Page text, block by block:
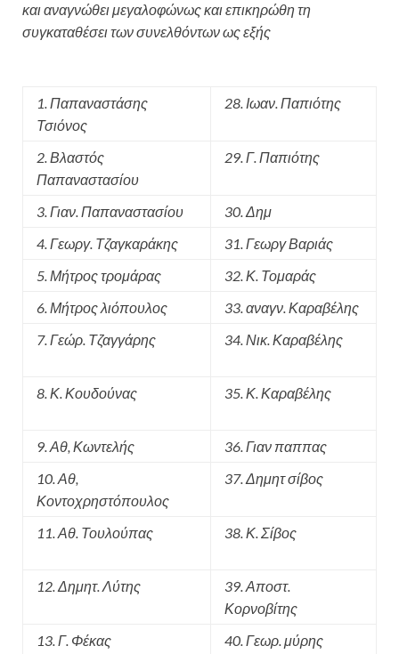
και αναγνώθει μεγαλοφώνως και επικηρώθη τη
συγκαταθέσει των συνελθόντων ως εξής
1. Παπαναστάσης
Τσιόνος
28. Ιωαν. Παπιότης
2. Βλαστός
Παπαναστασίου
29. Γ. Παπιότης
3. Γιαν. Παπαναστασίου
30. Δημ
4. Γεωργ. Τζαγκαράκης
31. Γεωργ Βαριάς
5. Μήτρος τρομάρας
32. Κ. Τομαράς
6. Μήτρος λιόπουλος
33. αναγν. Καραβέλης
7. Γεώρ. Τζαγγάρης
34. Νικ. Καραβέλης
8. Κ. Κουδούνας 35. Κ. Καραβέλης
9. Αθ, Κωντελής
36. Γιαν παππας
10. Αθ,
Κοντοχρηστόπουλος
37. Δημητ σίβος
11. Αθ. Τουλούπας 38. Κ. Σίβος
12. Δημητ. Λύτης
39. Αποστ.
Κορνοβίτης
13. Γ. Φέκας
40. Γεωρ. μύρης